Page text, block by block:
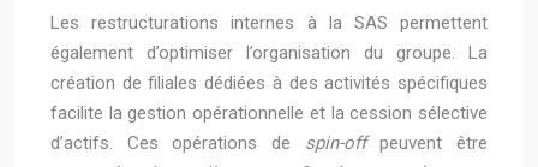
Les restructurations internes à la SAS permettent
également d’optimiser l’organisation du groupe. La
création de filiales dédiées à des activités spécifiques
facilite la gestion opérationnelle et la cession sélective
d’actifs. Ces opérations de spin-offpeuvent être